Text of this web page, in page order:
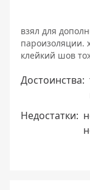
взял для
пароизоляции.
клейкий шов
Достоинства:
Недостатки: